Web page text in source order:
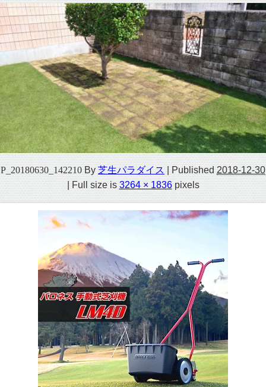
P_20180630_142210 By 芝生パラダイス Published 2018-12-30
| Full size is3264 × 1836pixels